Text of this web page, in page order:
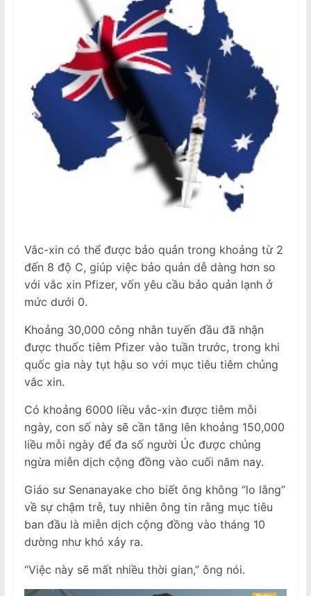
Vắc-xin có thể được bảo quản trong khoảng từ 2
đến 8 độ C, giúp việc bảo quản dễ dàng hơn so
với vắc xin Pfizer, vốn yêu cầu bảo quản lạnh ở
mức dưới 0.
Khoảng 30,000 công nhân tuyến đầu đã nhận
được thuốc tiêm Pfizer vào tuần trước, trong khi
quốc gia này tụt hậu so với mục tiêu tiêm chủng
vắc xin.
Có khoảng 6000 liều vắc-xin được tiêm mỗi
ngày, con số này sẽ cần tăng lên khoảng 150,000
liều mỗi ngày để đa số người Úc được chủng
ngừa miễn dịch cộng đồng vào cuối năm nay.
Giáo sư Senanayake cho biết ông không “lo lắng”
về sự chậm trễ, tuy nhiên ông tin rằng mục tiêu
ban đầu là miễn dịch cộng đồng vào tháng 10
dường như khó xảy ra.
“Việc này sẽ mất nhiều thời gian,” ông nói.